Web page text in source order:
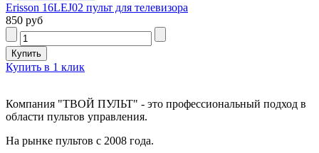
Erisson 16LEJ02 пульт для телевизора
850 руб
Купить в 1 клик
Компания "ТВОЙ ПУЛЬТ" - это профессиональный подход в
области пультов управления.
На рынке пультов с 2008 года.